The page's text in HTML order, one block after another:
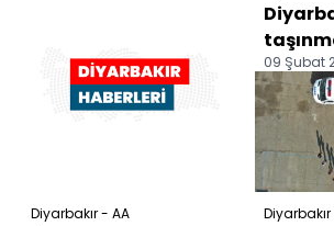
Diyarbakır - AA
bilgi
09 Şubat